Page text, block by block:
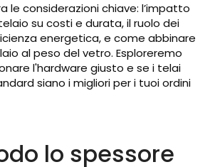
le considerazioni chiave: l’impatto
su costi e durata, il ruolo dei
energetica, e come abbinare
al peso del vetro. Esploreremo
l'hardware giusto e se i telai
siano i migliori per i tuoi ordini
lo spessore